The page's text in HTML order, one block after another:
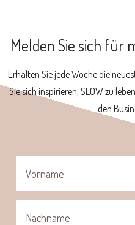
Melden Sie sich für
Erhalten Sie jede Woche die
Sie sich inspirieren, SLOW zu
den